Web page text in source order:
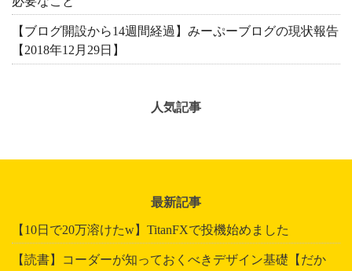
【ブログ開設から14週間経過】みーぷーブログの現状報告
【2018年12月29日】
人気記事
最新記事
【10日で20万溶けたw】TitanFXで投機始めました
【読書】コーダーが知っておくべきデザイン基礎【だか